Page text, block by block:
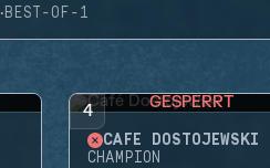
·BEST-OF-1
4 GESPERRT
CAFÉ DOSTOJEWSKI
CHAMPION